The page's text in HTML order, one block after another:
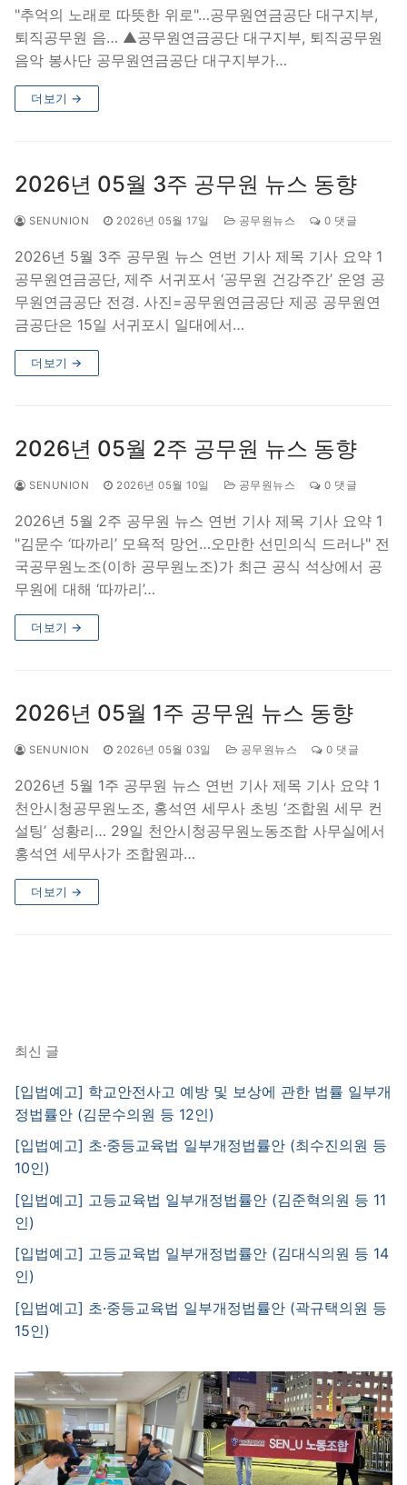
"추억의 노래로 따뜻한 위로"…공무원연금공단 대구지부,
퇴직공무원 음… ▲공무원연금공단 대구지부, 퇴직공무원
음악 봉사단 공무원연금공단 대구지부가…
더보기 →
2026년 05월 3주 공무원 뉴스 동향
SENUNION 2026년 05월 17일 공무원뉴스 0 댓글
2026년 5월 3주 공무원 뉴스 연번 기사 제목 기사 요약 1
공무원연금공단, 제주 서귀포서 ‘공무원 건강주간’ 운영 공
무원연금공단 전경. 사진=공무원연금공단 제공 공무원연
금공단은 15일 서귀포시 일대에서…
더보기 →
2026년 05월 2주 공무원 뉴스 동향
SENUNION 2026년 05월 10일 공무원뉴스 0 댓글
2026년 5월 2주 공무원 뉴스 연번 기사 제목 기사 요약 1
"김문수 ‘따까리’ 모욕적 망언…오만한 선민의식 드러나" 전
국공무원노조(이하 공무원노조)가 최근 공식 석상에서 공
무원에 대해 ‘따까리’…
더보기 →
2026년 05월 1주 공무원 뉴스 동향
SENUNION 2026년 05월 03일 공무원뉴스 0 댓글
2026년 5월 1주 공무원 뉴스 연번 기사 제목 기사 요약 1
천안시청공무원노조, 홍석연 세무사 초빙 ‘조합원 세무 컨
설팅’ 성황리… 29일 천안시청공무원노동조합 사무실에서
홍석연 세무사가 조합원과…
더보기 →
최신 글
[입법예고] 학교안전사고 예방 및 보상에 관한 법률 일부개
정법률안 (김문수의원 등 12인)
[입법예고] 초·중등교육법 일부개정법률안 (최수진의원 등
10인)
[입법예고] 고등교육법 일부개정법률안 (김준혁의원 등 11
인)
[입법예고] 고등교육법 일부개정법률안 (김대식의원 등 14
인)
[입법예고] 초·중등교육법 일부개정법률안 (곽규택의원 등
15인)